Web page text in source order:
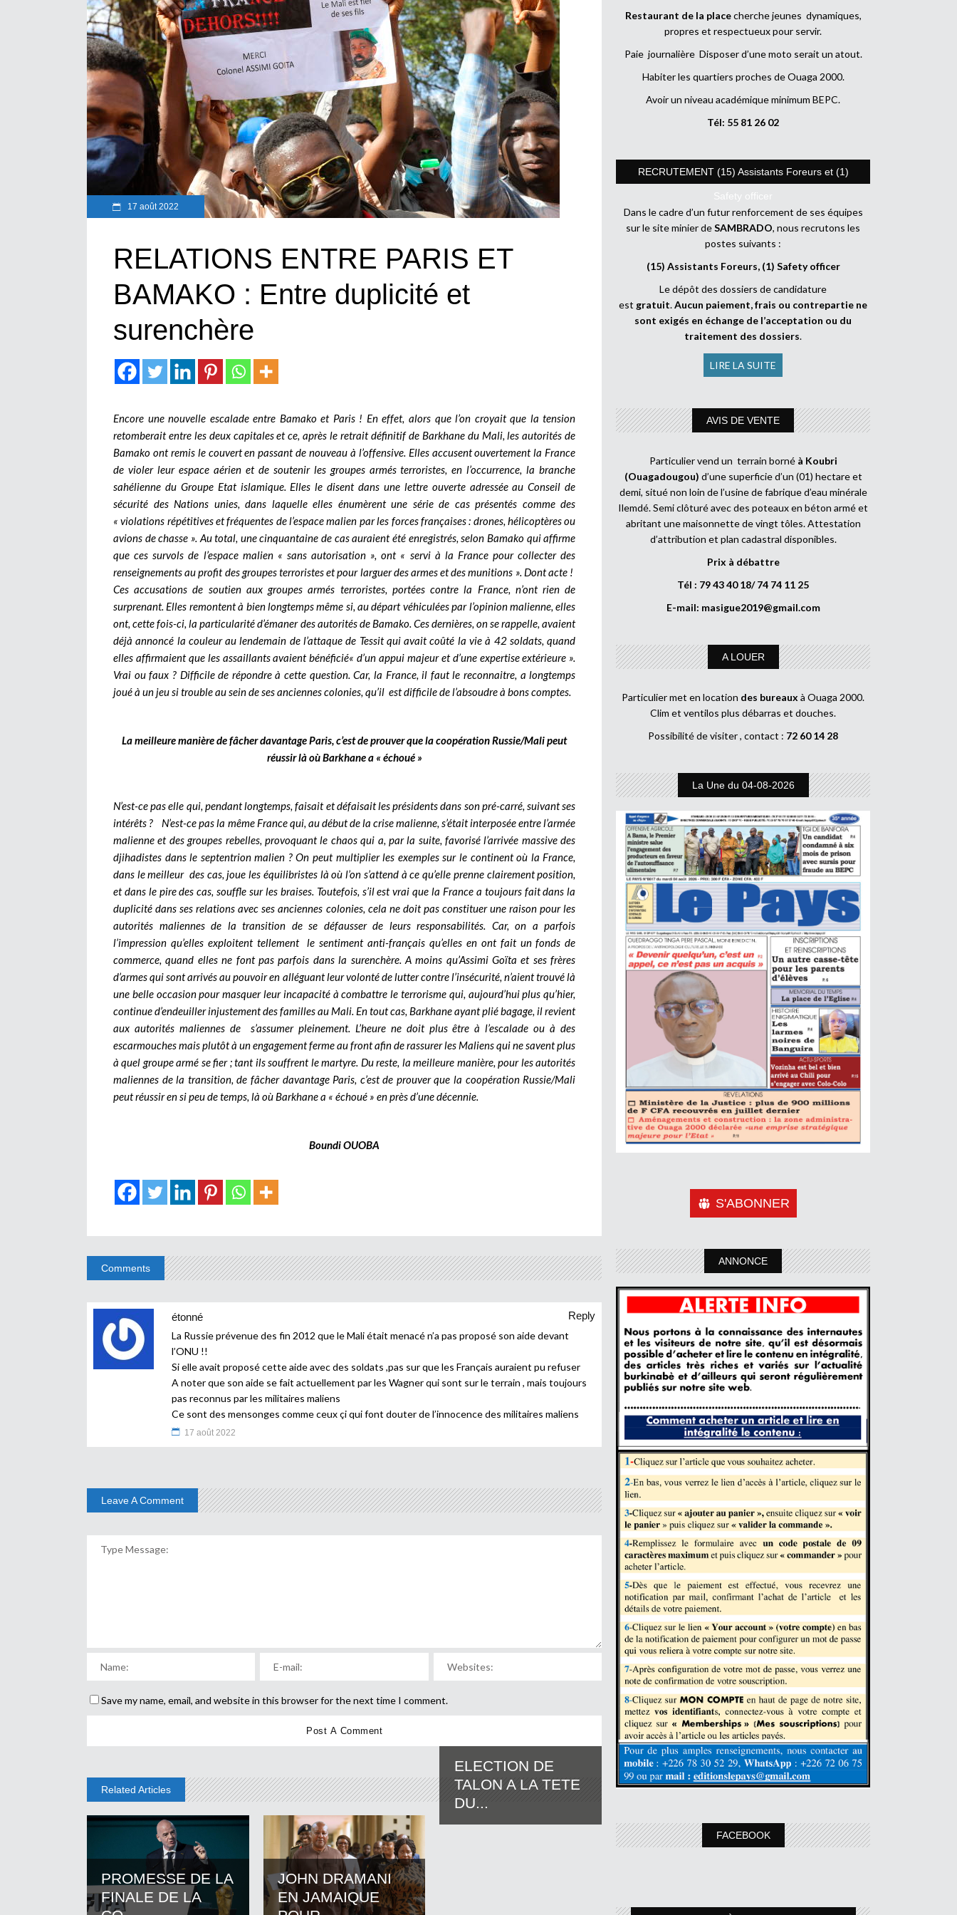
17 août 2022
RELATIONS ENTRE PARIS ET
BAMAKO : Entre duplicité et
surenchère
Encore une nouvelle escalade entre Bamako et Paris ! En effet, alors que l’on croyait que la tension
retomberait entre les deux capitales et ce, après le retrait définitif de Barkhane du Mali, les autorités de
Bamako ont remis le couvert en passant de nouveau à l’offensive. Elles accusent ouvertement la France
de violer leur espace aérien et de soutenir les groupes armés terroristes, en l’occurrence, la branche
sahélienne du Groupe Etat islamique. Elles le disent dans une lettre ouverte adressée au Conseil de
sécurité des Nations unies, dans laquelle elles énumèrent une série de cas présentés comme des
« violations répétitives et fréquentes de l’espace malien par les forces françaises : drones, hélicoptères ou
avions de chasse ». Au total, une cinquantaine de cas auraient été enregistrés, selon Bamako qui affirme
que ces survols de l’espace malien « sans autorisation », ont « servi à la France pour collecter des
renseignements au profit des groupes terroristes et pour larguer des armes et des munitions ». Dont acte !
Ces accusations de soutien aux groupes armés terroristes, portées contre la France, n’ont rien de
surprenant. Elles remontent à bien longtemps même si, au départ véhiculées par l’opinion malienne, elles
ont, cette fois-ci, la particularité d’émaner des autorités de Bamako. Ces dernières, on se rappelle, avaient
déjà annoncé la couleur au lendemain de l’attaque de Tessit qui avait coûté la vie à 42 soldats, quand
elles affirmaient que les assaillants avaient bénéficié« d’un appui majeur et d’une expertise extérieure ».
Vrai ou faux ? Difficile de répondre à cette question. Car, la France, il faut le reconnaitre, a longtemps
joué à un jeu si trouble au sein de ses anciennes colonies, qu’il est difficile de l’absoudre à bons comptes.
La meilleure manière de fâcher davantage Paris, c’est de prouver que la coopération Russie/Mali peut
réussir là où Barkhane a « échoué »
N’est-ce pas elle qui, pendant longtemps, faisait et défaisait les présidents dans son pré-carré, suivant ses
intérêts ? N’est-ce pas la même France qui, au début de la crise malienne, s’était interposée entre l’armée
malienne et des groupes rebelles, provoquant le chaos qui a, par la suite, favorisé l’arrivée massive des
djihadistes dans le septentrion malien ? On peut multiplier les exemples sur le continent où la France,
dans le meilleur des cas, joue les équilibristes là où l’on s’attend à ce qu’elle prenne clairement position,
et dans le pire des cas, souffle sur les braises. Toutefois, s’il est vrai que la France a toujours fait dans la
duplicité dans ses relations avec ses anciennes colonies, cela ne doit pas constituer une raison pour les
autorités maliennes de la transition de se défausser de leurs responsabilités. Car, on a parfois
l’impression qu’elles exploitent tellement le sentiment anti-français qu’elles en ont fait un fonds de
commerce, quand elles ne font pas parfois dans la surenchère. A moins qu’Assimi Goïta et ses frères
d’armes qui sont arrivés au pouvoir en alléguant leur volonté de lutter contre l’insécurité, n’aient trouvé là
une belle occasion pour masquer leur incapacité à combattre le terrorisme qui, aujourd’hui plus qu’hier,
continue d’endeuiller injustement des familles au Mali. En tout cas, Barkhane ayant plié bagage, il revient
aux autorités maliennes de s’assumer pleinement. L’heure ne doit plus être à l’escalade ou à des
escarmouches mais plutôt à un engagement ferme au front afin de rassurer les Maliens qui ne savent plus
à quel groupe armé se fier ; tant ils souffrent le martyre. Du reste, la meilleure manière, pour les autorités
maliennes de la transition, de fâcher davantage Paris, c’est de prouver que la coopération Russie/Mali
peut réussir en si peu de temps, là où Barkhane a « échoué » en près d’une décennie.
Boundi OUOBA
Comments
étonné
Reply
La Russie prévenue des fin 2012 que le Mali était menacé n’a pas proposé son aide devant
l’ONU !!
Si elle avait proposé cette aide avec des soldats ,pas sur que les Français auraient pu refuser
A noter que son aide se fait actuellement par les Wagner qui sont sur le terrain , mais toujours
pas reconnus par les militaires maliens
Ce sont des mensonges comme ceux çi qui font douter de l’innocence des militaires maliens
17 août 2022
Leave A Comment
Save my name, email, and website in this browser for the next time I comment.
Related Articles
PROMESSE DE LA
FINALE DE LA
JOHN DRAMANI
EN JAMAIQUE
ELECTION DE
TALON A LA TETE
DU...
Restaurant de la placecherche jeunes dynamiques,
propres et respectueux pour servir.
Paie journalière Disposer d’une moto serait un atout.
Habiter les quartiers proches de Ouaga 2000.
Avoir un niveau académique minimum BEPC.
Tél: 55 81 26 02
RECRUTEMENT (15) Assistants Foreurs et (1)
Safety officer
Dans le cadre d’un futur renforcement de ses équipes
sur le site minier deSAMBRADO, nous recrutons les
postes suivants :
(15) Assistants Foreurs, (1) Safety officer
Le dépôt des dossiers de candidature
est gratuit.Aucun paiement, frais ou contrepartie ne
sont exigés en échange de l’acceptation ou du
traitement des dossiers.
LIRE LA SUITE
AVIS DE VENTE
Particulier vend un terrain borné à Koubri
(Ouagadougou) d’une superficie d’un (01) hectare et
demi, situé non loin de l’usine de fabrique d’eau minérale
Ilemdé. Semi clôturé avec des poteaux en béton armé et
abritant une maisonnette de vingt tôles. Attestation
d’attribution et plan cadastral disponibles.
Prix à débattre
Tél : 79 43 40 18/ 74 74 11 25
E-mail: masigue2019@gmail.com
A LOUER
Particulier met en location des bureaux à Ouaga 2000.
Clim et ventilos plus débarras et douches.
Possibilité de visiter , contact : 72 60 14 28
La Une du 04-08-2026
S'ABONNER
ANNONCE
FACEBOOK